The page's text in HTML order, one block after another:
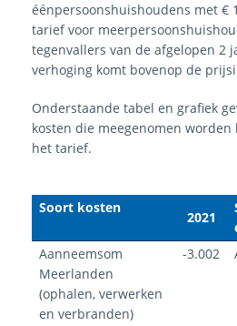
éénpersoonshuishoudens met €
tarief voor
tegenvallers van de afgelopen 2
verhoging komt bovenop de
Onderstaande tabel en grafiek
kosten die meegenomen
het tarief.
Soort kosten
2021
Aanneemsom
Meerlanden
(ophalen, verwerken
en verbranden)
-3.002